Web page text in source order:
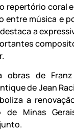
repertório coral
entre música e
a
obras de
de Jean
a
Minas